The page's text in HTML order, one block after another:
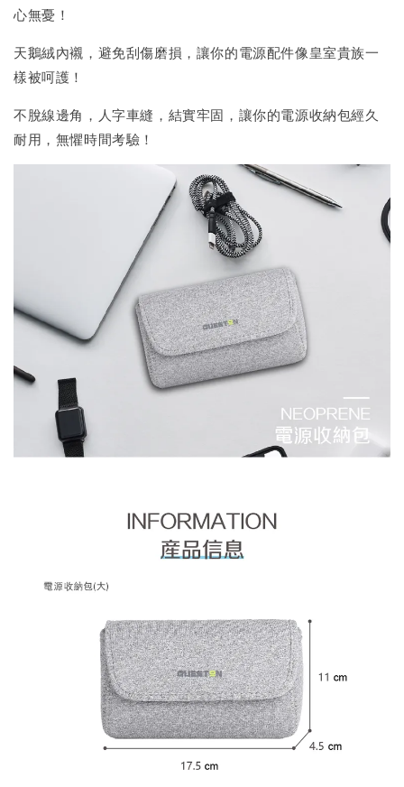
心無憂！
天鵝絨內襯，避免刮傷磨損，讓你的電源配件像皇室貴族一
樣被呵護！
不脫線邊角，人字車縫，結實牢固，讓你的電源收納包經久
耐用，無懼時間考驗！